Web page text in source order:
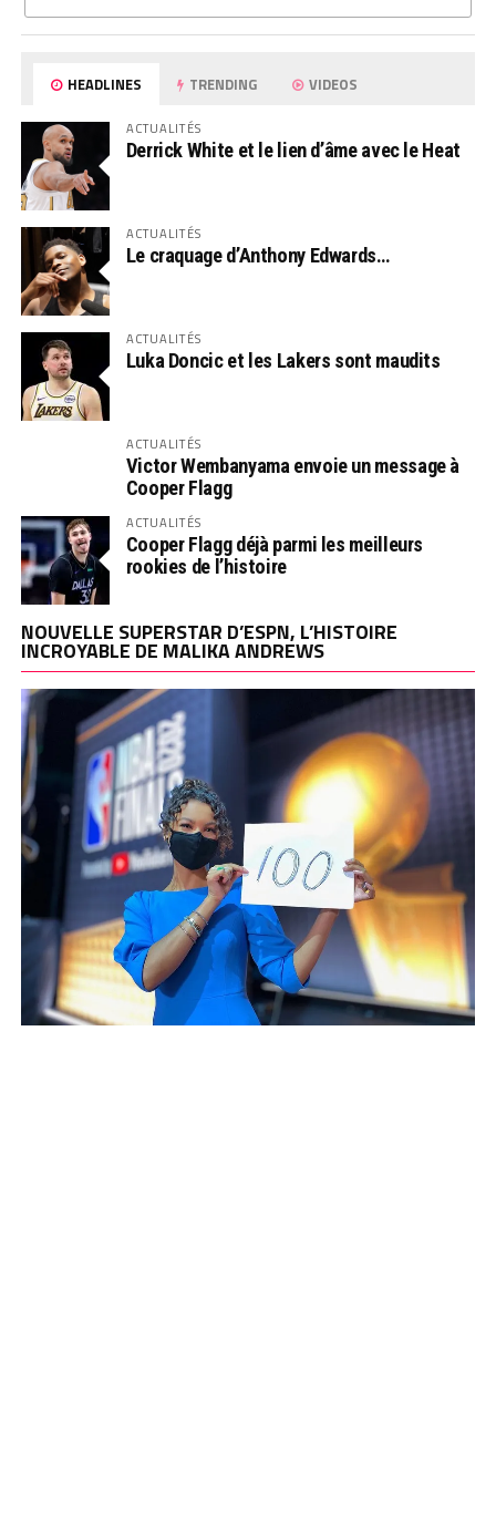
HEADLINES TRENDING VIDEOS
ACTUALITÉS
Derrick White et le lien d’âme avec le Heat
ACTUALITÉS
Le craquage d’Anthony Edwards…
ACTUALITÉS
Luka Doncic et les Lakers sont maudits
ACTUALITÉS
Victor Wembanyama envoie un message à
Cooper Flagg
ACTUALITÉS
Cooper Flagg déjà parmi les meilleurs
rookies de l’histoire
NOUVELLE SUPERSTAR D’ESPN, L’HISTOIRE
INCROYABLE DE MALIKA ANDREWS